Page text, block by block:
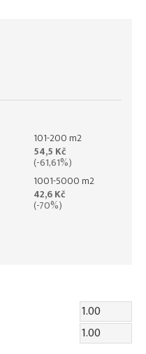
101-200 m2
54,5 Kč
(-61,61%)
1001-5000 m2
42,6 Kč
(-70%)